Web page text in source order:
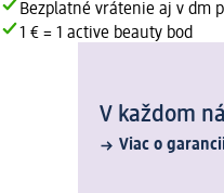
Bezplatné vrátenie aj v dm
1 € = 1 active beauty bod
V každom
Viac o